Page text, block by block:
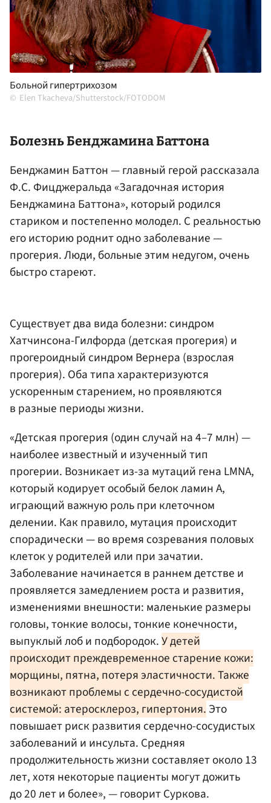
Больной гипертрихозом
Elen Tkacheva/Shutterstock/FOTODOM
Болезнь Бенджамина Баттона
Бенджамин Баттон — главный герой рассказала
Ф.С. Фицджеральда «Загадочная история
Бенджамина Баттона», который родился
стариком и постепенно молодел. С реальностью
его историю роднит одно заболевание —
прогерия. Люди, больные этим недугом, очень
быстро стареют.
Существует два вида болезни: синдром
Хатчинсона-Гилфорда (детская прогерия) и
прогероидный синдром Вернера (взрослая
прогерия). Оба типа характеризуются
ускоренным старением, но проявляются
в разные периоды жизни.
«Детская прогерия (один случай на 4–7 млн) —
наиболее известный и изученный тип
прогерии. Возникает из-за мутаций гена LMNA,
который кодирует особый белок ламин A,
играющий важную роль при клеточном
делении. Как правило, мутация происходит
спорадически — во время созревания половых
клеток у родителей или при зачатии.
Заболевание начинается в раннем детстве и
проявляется замедлением роста и развития,
изменениями внешности: маленькие размеры
головы, тонкие волосы, тонкие конечности,
выпуклый лоб и подбородок.У детей
происходит преждевременное старение кожи:
морщины, пятна, потеря эластичности. Также
возникают проблемы с сердечно-сосудистой
системой: атеросклероз, гипертония.Это
повышает риск развития сердечно-сосудистых
заболеваний и инсульта. Средняя
продолжительность жизни составляет около 13
лет, хотя некоторые пациенты могут дожить
до 20 лет и более», — говорит Суркова.